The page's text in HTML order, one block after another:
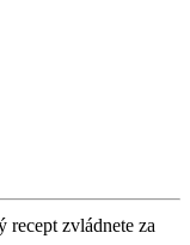
recept zvládnete za